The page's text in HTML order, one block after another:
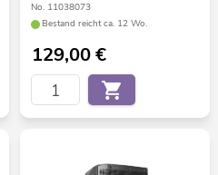
No. 11038073
Bestand reicht ca. 12 Wo.
129,00€